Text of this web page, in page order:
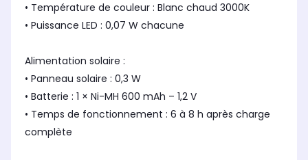
• Température de couleur : Blanc chaud 3000K
• Puissance LED : 0,07 W chacune
Alimentation solaire :
• Panneau solaire : 0,3 W
• Batterie : 1 × Ni-MH 600 mAh – 1,2 V
• Temps de fonctionnement : 6 à 8 h après charge
complète